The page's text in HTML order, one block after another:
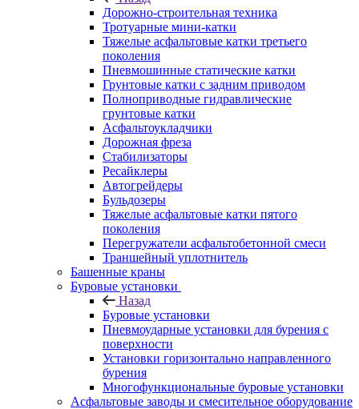
Дорожно-строительная техника
Тротуарные мини-катки
Тяжелые асфальтовые катки третьего
поколения
Пневмошинные статические катки
Грунтовые катки с задним приводом
Полноприводные гидравлические
грунтовые катки
Асфальтоукладчики
Дорожная фреза
Стабилизаторы
Ресайклеры
Автогрейдеры
Бульдозеры
Тяжелые асфальтовые катки пятого
поколения
Перегружатели асфальтобетонной смеси
Траншейный уплотнитель
Башенные краны
Буровые установки
Назад
Буровые установки
Пневмоударные установки для бурения с
поверхности
Установки горизонтально направленного
бурения
Многофункциональные буровые установки
Асфальтовые заводы и смесительное оборудование